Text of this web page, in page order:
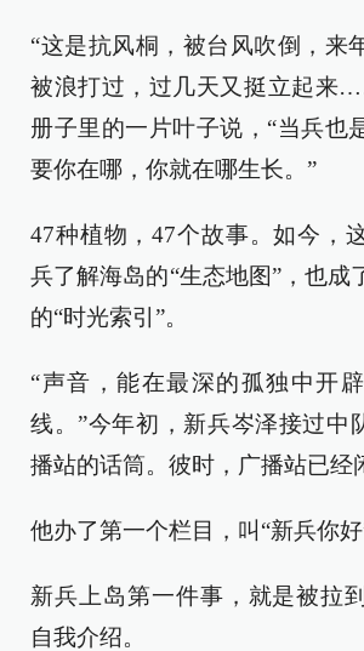
“这是抗风桐，被台风吹倒，来
被浪打过，过几天又挺立起来
册子里的一片叶子说，“当兵也
要你在哪，你就在哪生长。”
47种植物，47个故事。如今，
兵了解海岛的“生态地图”，也成
的“时光索引”。
“声音，能在最深的孤独中开
线。”今年初，新兵岑泽接过中
播站的话筒。彼时，广播站已经
他办了第一个栏目，叫“新兵你好
新兵上岛第一件事，就是被拉
自我介绍。